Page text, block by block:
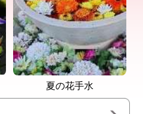
夏の花手水